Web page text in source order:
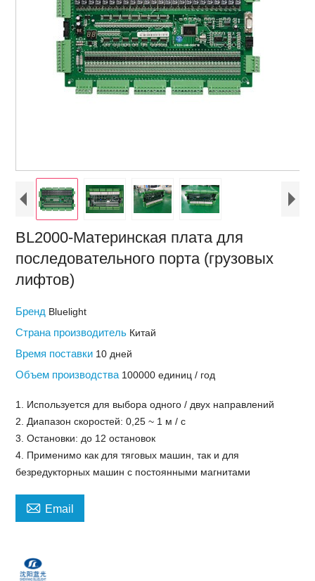
BL2000-Материнская плата для
последовательного порта (грузовых
лифтов)
Бренд Bluelight
Страна производитель Китай
Время поставки 10 дней
Объем производства 100000 единиц / год
1. Используется для выбора одного / двух направлений
2. Диапазон скоростей: 0,25 ~ 1 м / с
3. Остановки: до 12 остановок
4. Применимо как для тяговых машин, так и для
безредукторных машин с постоянными магнитами
 Email